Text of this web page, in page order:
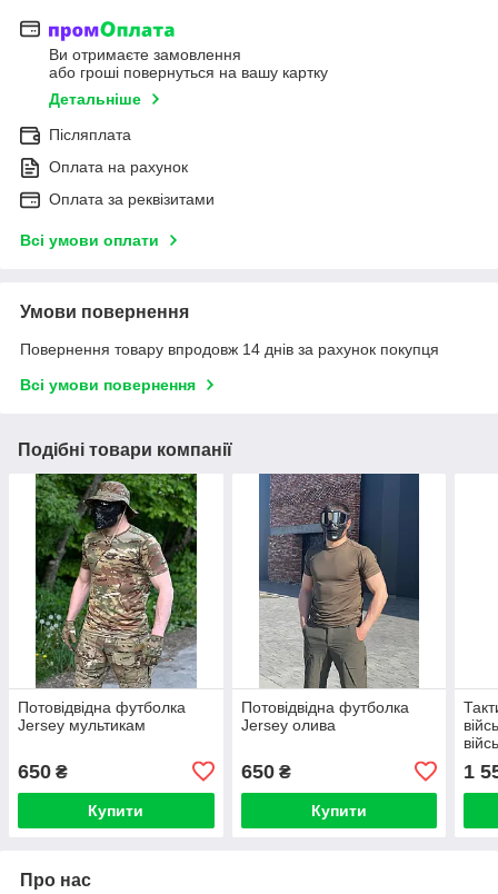
Ви отримаєте замовлення
або гроші повернуться на вашу картку
Детальніше
Післяплата
Оплата на рахунок
Оплата за реквізитами
Всі умови оплати
Умови повернення
Повернення товару впродовж 14 днів за рахунок покупця
Всі умови повернення
Подібні товари компанії
Потовідвідна футболка
Jersey мультикам
650 ₴
Купити
Потовідвідна футболка
Jersey олива
650₴
Купити
1
Про нас